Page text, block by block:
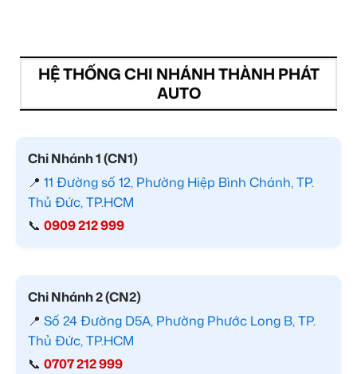
HỆ THỐNG CHI NHÁNH THÀNH PHÁT
AUTO
Chi Nhánh 1 (CN1)
📍 11 Đường số 12, Phường Hiệp Bình Chánh, TP.
Thủ Đức, TP.HCM
📞 0909 212 999
Chi Nhánh 2 (CN2)
📍 Số 24 Đường D5A, Phường Phước Long B, TP.
Thủ Đức, TP.HCM
📞 0707 212 999